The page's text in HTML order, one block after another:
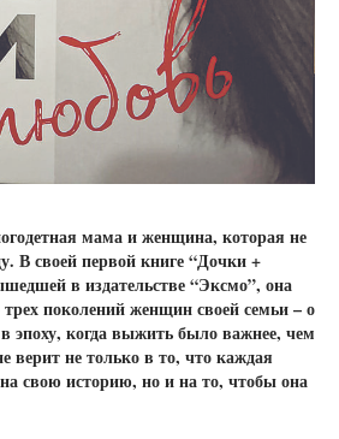
мама и женщина, которая не
В своей первой книге “Дочки +
в издательстве “Эксмо”, она
поколений женщин своей семьи – о
эпоху, когда выжить было важнее, чем
верит не только в то, что каждая
свою историю, но и на то, чтобы она